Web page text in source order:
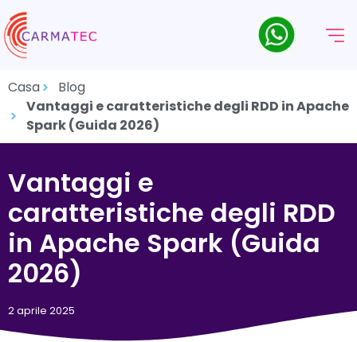
Casa
Blog
Vantaggi e caratteristiche degli RDD in Apache
Spark (Guida 2026)
Vantaggi e
caratteristiche degli RDD
in Apache Spark (Guida
2026)
2 aprile 2025